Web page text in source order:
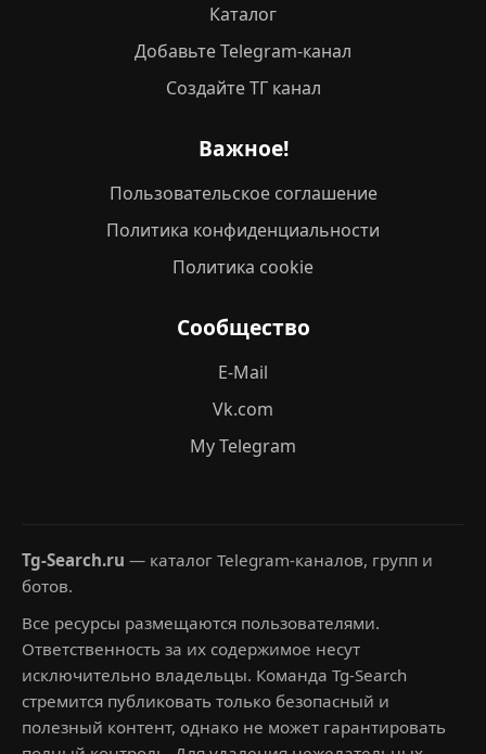
Каталог
Добавьте Telegram-канал
Создайте ТГ канал
Важное!
Пользовательское соглашение
Политика конфиденциальности
Политика cookie
Сообщество
E-Mail
Vk.com
My Telegram
Tg-Search.ru — каталог Telegram-каналов, групп и
ботов.
Все ресурсы размещаются пользователями.
Ответственность за их содержимое несут
исключительно владельцы. Команда Tg-Search
стремится публиковать только безопасный и
полезный контент, однако не может гарантировать